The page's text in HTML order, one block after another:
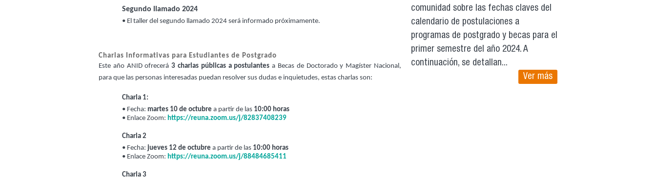
Segundo llamado 2024
• El taller del segundo llamado 2024 será informado próximamente.
Charlas Informativas para Estudiantes de Postgrado
Este año ANID ofrecerá3 charlas públicas a postulantes a Becas de Doctorado y Magíster Nacional,
para que las personas interesadas puedan resolver sus dudas e inquietudes, estas charlas son:
Charla 1:
• Fecha: martes 10 de octubre a partir de las 10:00 horas
• Enlace Zoom: https://reuna.zoom.us/j/82837408239
Charla 2
• Fecha: jueves 12 de octubre a partir de las 10:00 horas
• Enlace Zoom: https://reuna.zoom.us/j/88484685411
Charla 3
comunidad sobre las fechas claves del
calendario de postulaciones a
programas de postgrado y becas para el
primer semestre del año 2024. A
continuación, se detallan...
Ver más